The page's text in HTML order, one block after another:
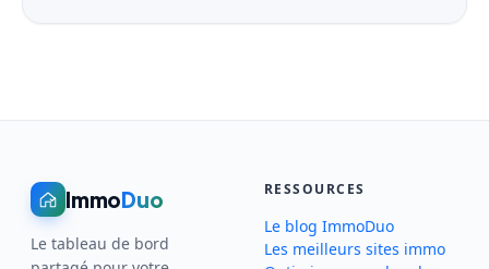
ImmoDuo
Le tableau de bord
RESSOURCES
Le blog ImmoDuo
Les meilleurs sites immo